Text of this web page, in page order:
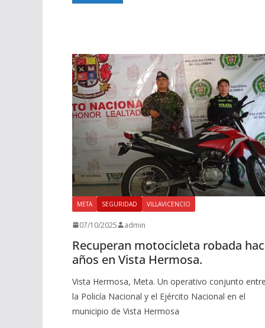
META SEGURIDAD VILLAVICENCIO
07/10/2025 admin
Recuperan motocicleta robada
años en Vista Hermosa.
Vista Hermosa, Meta. Un operativo conjunto entre
la Policía Nacional y el Ejército Nacional en el
municipio de Vista Hermosa